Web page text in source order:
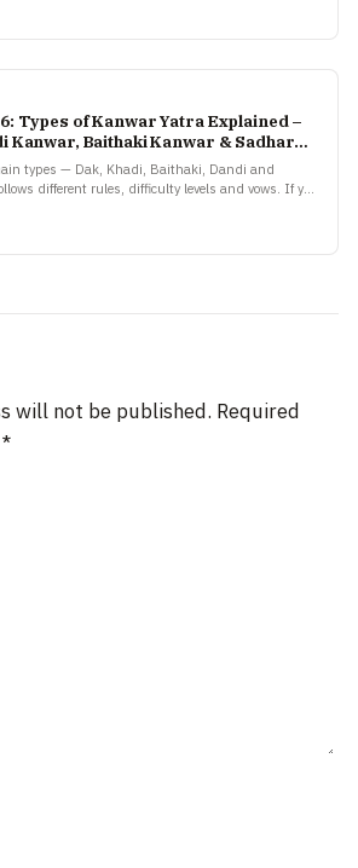
Types of Kanwar Yatra Explained –
Kanwar, Baithaki Kanwar & Sadharan
types — Dak, Khadi, Baithaki, Dandi and
different rules, difficulty levels and vows. If you
will not be published. Required
*